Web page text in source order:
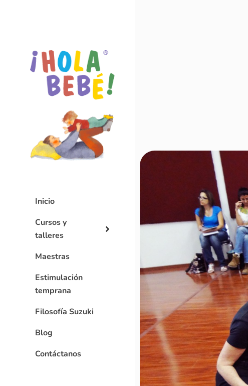
Inicio
Cursos y
talleres
Maestras
Estimulación
temprana
Filosofía Suzuki
Blog
Contáctanos